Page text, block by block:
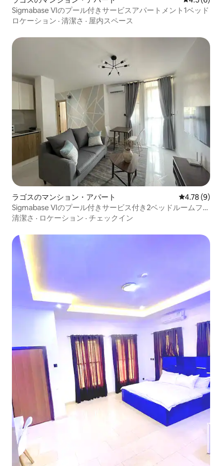
Sigmabase VIのプール付きサービスアパートメント1ベッド
ロケーション · 清潔さ · 屋内スペース
ラゴスのマンション・アパート レビュー9
4.78 (9)
Sigmabase VIのプール付きサービス付き2ベッドルームフラ
ット
清潔さ · ロケーション · チェックイン